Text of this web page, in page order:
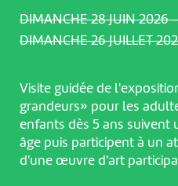
DIMANCHE 28 JUIN 2026
DIMANCHE 26 JUILLET
Visite guidée de
grandeurs» pour les
enfants dès 5 ans suivent
âge puis participent à un
d'une œuvre d'art